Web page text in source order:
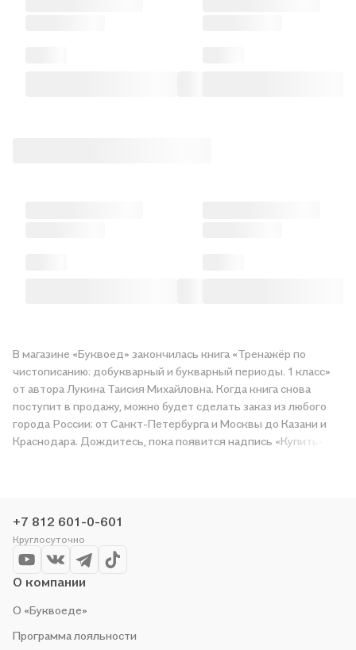
В магазине «Буквоед» закончилась книга «Тренажёр по
чистописанию: добукварный и букварный периоды. 1 класс»
от автора Лукина Таисия Михайловна. Когда книга снова
поступит в продажу, можно будет сделать заказ из любого
города России: от Санкт-Петербурга и Москвы до Казани и
Краснодара. Дождитесь, пока появится надпись «Купить»,
цене. Например, организуем конкурсы и проводим акции.
Оставайтесь с нами, чтобы не упустить выгоду!
+7 812 601-0-601
Круглосуточно
О компании
О «Буквоеде»
Программа лояльности